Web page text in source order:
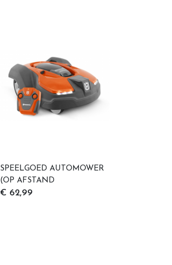
SPEELGOED AUTOMOWER
(OP AFSTAND
BESTUURBAAR)
€ 62,99